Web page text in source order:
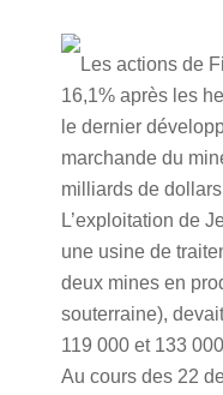
Les actions de
16,1% après les
le dernier
marchande du
milliards de
L’exploitation de
une usine de
deux mines en
souterraine),
119 000 et 133
Au cours des 22